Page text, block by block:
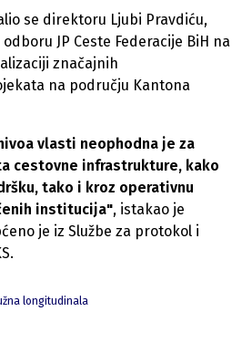
se direktoru Ljubi Pravdiću,
JP Ceste Federacije BiH na
značajnih
na području Kantona
vlasti neophodna je za
cestovne infrastrukture, kako
tako i kroz operativnu
institucija", istakao je
je iz Službe za protokol i
longitudinala